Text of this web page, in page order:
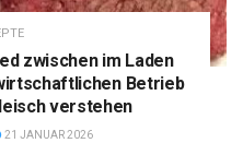
zwischen im Laden
Betrieb
verstehen
21 JANUAR 2026